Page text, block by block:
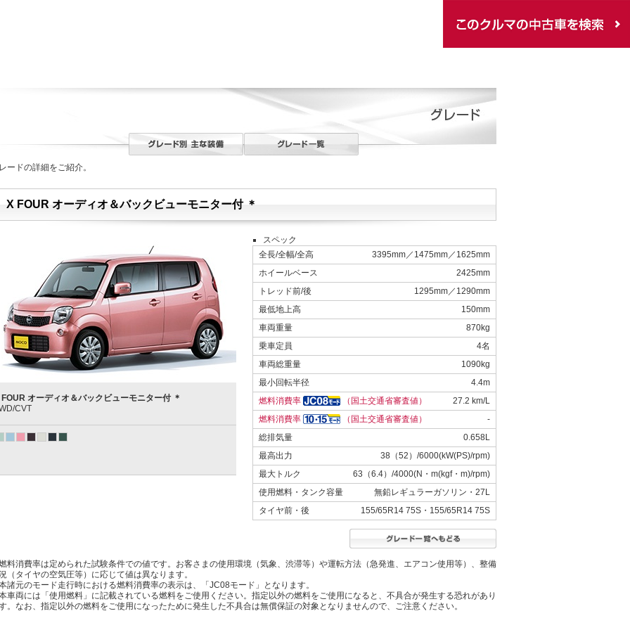
ードの詳細をご紹介。
X FOUR オーディオ＆バックビューモニター付 ＊
FOUR オーディオ＆バックビューモニター付 ＊
CVT
スペック
全長/全幅/全高
3395mm／1475mm／1625mm
ホイールベース
2425mm
トレッド前/後
1295mm／1290mm
最低地上高
150mm
車両重量
870kg
乗車定員
4名
車両総重量
1090kg
最小回転半径
4.4m
燃料消費率
（国土交通省審査値）
27.2 km/L
燃料消費率
（国土交通省審査値）
-
総排気量
0.658L
最高出力
38（52）/6000(kW(PS)/rpm)
最大トルク
63（6.4）/4000(N・m(kgf・m)/rpm)
使用燃料・タンク容量
無鉛レギュラーガソリン・27L
タイヤ前・後
155/65R14 75S・155/65R14 75S
料消費率は定められた試験条件での値です。お客さまの使用環境（気象、渋滞等）や運転方法（急発進、エアコン使用等）、整備
（タイヤの空気圧等）に応じて値は異なります。
諸元のモード走行時における燃料消費率の表示は、「JC08モード」となります。
車両には「使用燃料」に記載されている燃料をご使用ください。指定以外の燃料をご使用になると、不具合が発生する恐れがあり
。なお、指定以外の燃料をご使用になったために発生した不具合は無償保証の対象となりませんので、ご注意ください。